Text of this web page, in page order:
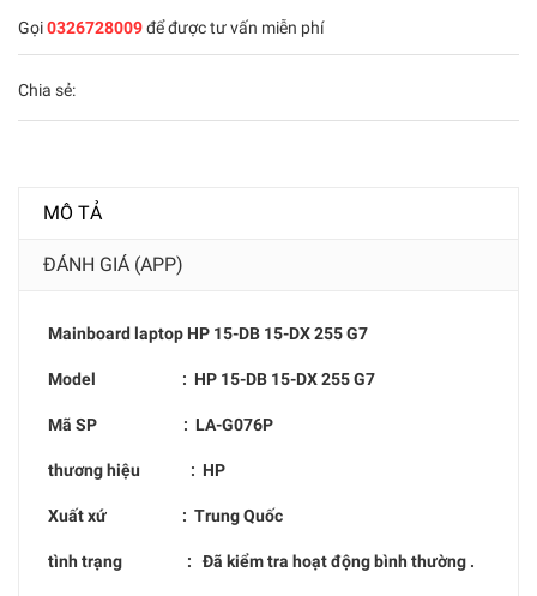
Gọi0326728009để được tư vấn miễn phí
Chia sẻ:
MÔ TẢ
ĐÁNH GIÁ (APP)
Mainboard laptop HP 15-DB 15-DX 255 G7
Model : HP 15-DB 15-DX 255 G7
Mã SP : LA-G076P
thương hiệu : HP
Xuất xứ : Trung Quốc
tình trạng : Đã kiểm tra hoạt động bình thường .